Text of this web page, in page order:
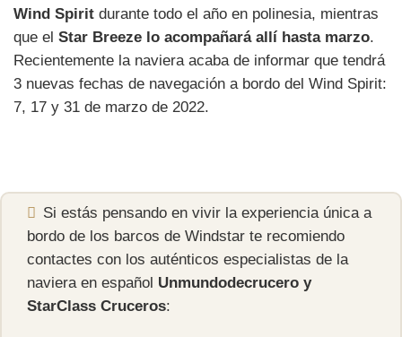
Wind Spirit durante todo el año en polinesia, mientras
que el Star Breeze lo acompañará allí hasta marzo.
Recientemente la naviera acaba de informar que tendrá
3 nuevas fechas de navegación a bordo del Wind Spirit:
7, 17 y 31 de marzo de 2022.
Si estás pensando en vivir la experiencia única a
bordo de los barcos de Windstar te recomiendo
contactes con los auténticos especialistas de la
naviera en español Unmundodecrucero y
StarClass Cruceros: